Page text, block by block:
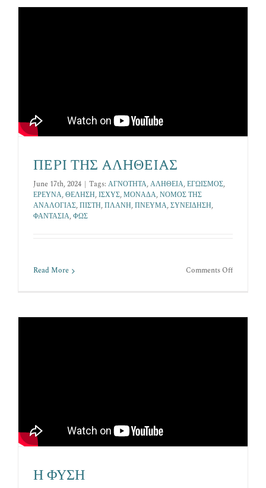
ΠEPI ΤΗΣ AΛHΘEIAΣ
June 17th, 2024 | Tags: ΑΓΝΟΤΗΤΑ,ΑΛΗΘΕΙΑ,ΕΓΩΙΣΜΟΣ,
ΕΡΕΥΝΑ,ΘΕΛΗΣΗ,ΙΣΧΥΣ,ΜΟΝΑΔΑ,ΝΟΜΟΣ ΤΗΣ
ΑΝΑΛΟΓΙΑΣ,ΠΙΣΤΗ,ΠΛΑΝΗ,ΠΝΕΥΜΑ,ΣΥΝΕΙΔΗΣΗ,
ΦΑΝΤΑΣΙΑ,ΦΩΣ
Read More Comments Offon
Η ΦΥΣΗ